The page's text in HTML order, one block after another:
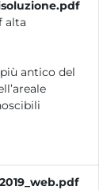
alta
antico del